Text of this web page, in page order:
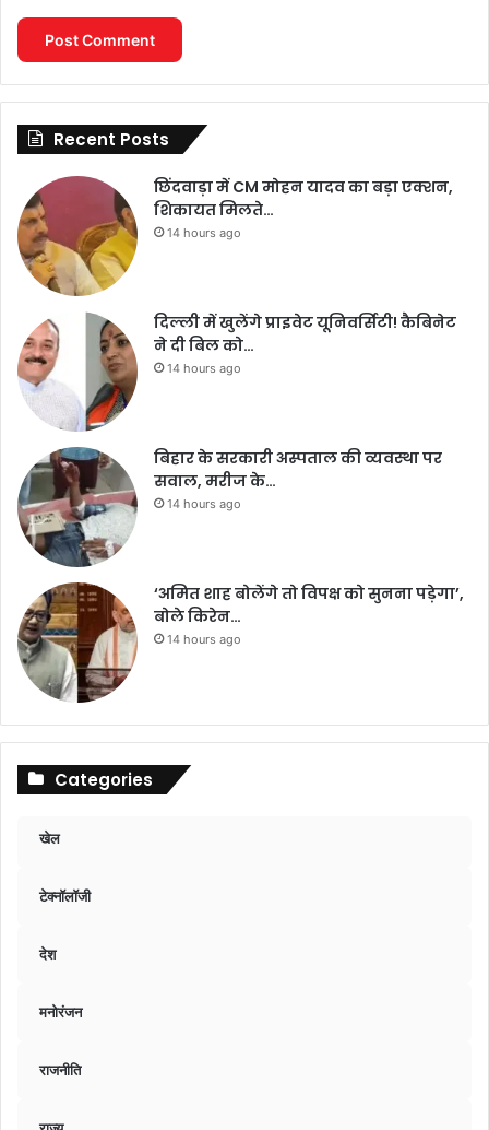
Recent Posts
छिंदवाड़ा में CM मोहन यादव का बड़ा एक्शन,
शिकायत मिलते…
14 hours ago
दिल्ली में खुलेंगे प्राइवेट यूनिवर्सिटी! कैबिनेट
ने दी बिल को…
14 hours ago
बिहार के सरकारी अस्पताल की व्यवस्था पर
सवाल, मरीज के…
14 hours ago
‘अमित शाह बोलेंगे तो विपक्ष को सुनना पड़ेगा’,
बोले किरेन…
14 hours ago
Categories
खेल
टेक्नॉलॉजी
देश
मनोरंजन
राजनीति